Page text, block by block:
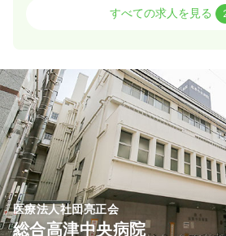
正・准看護師
給与 25.1〜31.4万円/月 賞与3.6ヶ月
※一例
時間 8:00～16:45（休憩60分）
日祝休み
4週8休以上
担当業務未
月給31万円以上可
気になる
すべての求人を見る
医療法人社団亮正会
総合高津中央病院